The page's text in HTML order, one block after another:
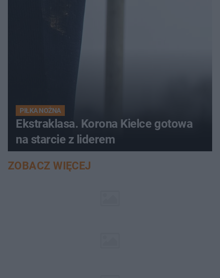
PIŁKA NOŻNA
Ekstraklasa. Korona Kielce gotowa
na starcie z liderem
ZOBACZ WIĘCEJ